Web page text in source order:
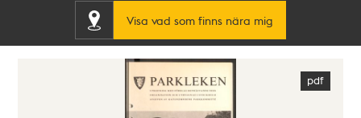
Visa vad som finns nära mig